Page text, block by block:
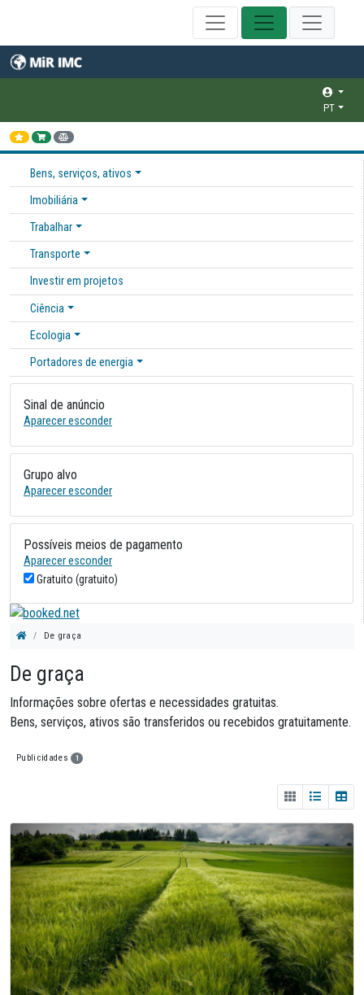
PT
Bens, serviços, ativos
Imobiliária
Trabalhar
Transporte
Investir em projetos
Ciência
Ecologia
Portadores de energia
Sinal de anúncio
Aparecer esconder
Grupo alvo
Aparecer esconder
Possíveis meios de pagamento
Aparecer esconder
Gratuito (gratuito)
De graça
De graça
Informações sobre ofertas e necessidades gratuitas.
Bens, serviços, ativos são transferidos ou recebidos gratuitamente.
Publicidades 1